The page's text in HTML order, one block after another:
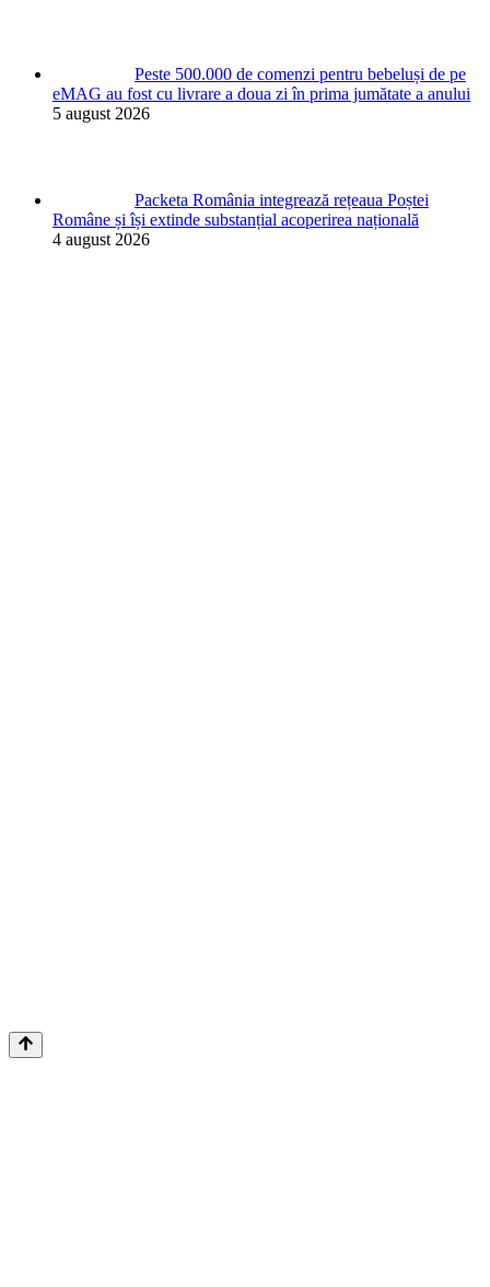
Peste 500.000 de comenzi pentru bebeluși de pe
eMAG au fost cu livrare a doua zi în prima jumătate a anului
5 august 2026
Packeta România integrează rețeaua Poștei
Române și își extinde substanțial acoperirea națională
4 august 2026